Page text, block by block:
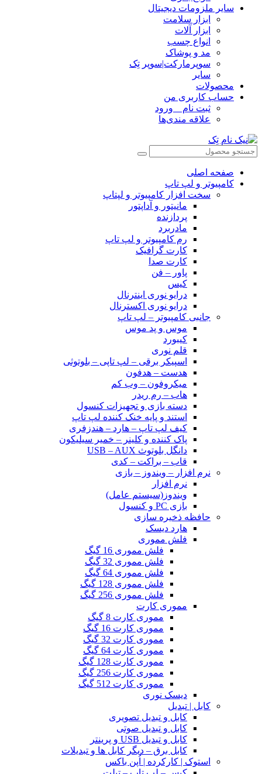
سایر ملزومات دیجیتال
ابزار سلامت
ابزار آلات
انواع چسب
مد و پوشاک
سوپرمارکت|سوپر تِک
سایر
محصولات
حساب کاربری من
ثبت نام _ ورود
علاقه مندی‌ها
صفحه اصلی
کامپیوتر و‌‌‌‌‌ لپ تاپ
سخت افزار کامپیوتر و لپتاپ
مانیتور و آداپتور
پردازنده
مادربرد
رم کامپیوتر و لپ تاپ
کارت گرافیک
کارت صدا
پاور – فن
کیس
درایو نوری اینترنال
درایو نوری اکسترنال
جانبی کامپیوتر – لپ تاپ
موس و پد موس
کیبورد
قلم نوری
اسپیکر برقی – لپ تاپی – بلوتوثی
هدست – هدفون
میکروفون – وب کم
هاب – رم ریدر
دسته بازی و تجهیزات کنسول
استند و پایه خنک کننده لپ تاپ
کیف لپ تاپ – هارد – هندزفری
پاک کننده و کلینر – خمیر سیلیکون
دانگل بلوتوث USB – AUX
قاب – براکت – کدی
نرم افزار – ویندوز – بازی
نرم افزار
ویندوز(سیستم عامل)
بازی PC و کنسول
حافظه ذخیره سازی
هارد دیسک
فلش مموری
فلش مموری 16 گیگ
فلش مموری 32 گیگ
فلش مموری 64 گیگ
فلش مموری 128 گیگ
فلش مموری 256 گیگ
مموری کارت
مموری کارت 8 گیگ
مموری کارت 16 گیگ
مموری کارت 32 گیگ
مموری کارت 64 گیگ
مموری کارت 128 گیگ
مموری کارت 256 گیگ
مموری کارت 512 گیگ
دیسک نوری
کابل | تبدیل
کابل و تبدیل تصویری
کابل و تبدیل صوتی
کابل و تبدیل USB و پرینتر
کابل برق – دیگر کابل ها و تبدیلات
استوک | کارکرده | اُپن باکس